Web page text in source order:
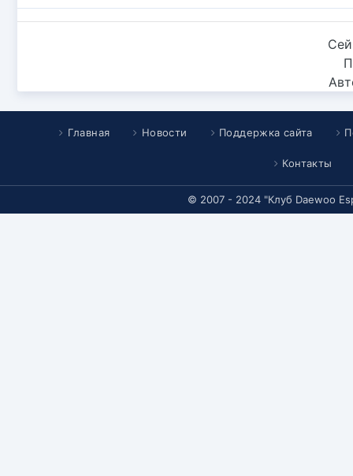
Главная Новости Поддержка сайта
Контакты
© 2007 - 2024 "Клуб Daewoo